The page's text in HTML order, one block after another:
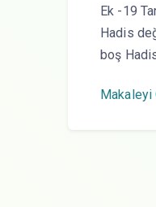
Ek -19
Hadis
boş
Makaleyi